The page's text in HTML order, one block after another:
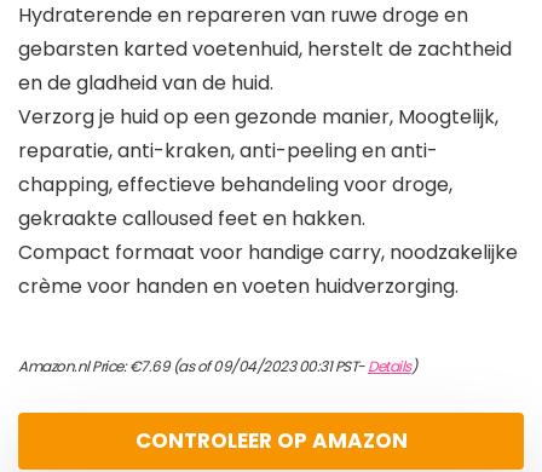
Hydraterende en repareren van ruwe droge en
gebarsten karted voetenhuid, herstelt de zachtheid
en de gladheid van de huid.
Verzorg je huid op een gezonde manier, Moogtelijk,
reparatie, anti-kraken, anti-peeling en anti-
chapping, effectieve behandeling voor droge,
gekraakte calloused feet en hakken.
Compact formaat voor handige carry, noodzakelijke
crème voor handen en voeten huidverzorging.
Amazon.nl Price:€7.69(as of 09/04/2023 00:31 PST-Details)
CONTROLEER OP AMAZON